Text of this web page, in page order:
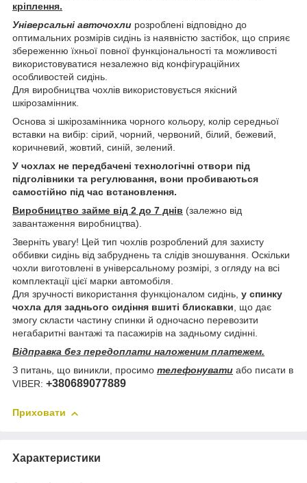
кріплення.
Універсальні авточохли розроблені відповідно до
оптимальних розмірів сидінь із наявністю застібок, що сприяє
збереженню їхньої повної функціональності та можливості
використовуватися незалежно від конфігураційних
особливостей сидінь.
Для виробництва чохлів використовується якісний
шкірозамінник.
Основа зі шкірозамінника чорного кольору, колір середньої
вставки на вибір: сірий, чорний, червоний, білий, бежевий,
коричневий, жовтий, синій, зелений.
У чохлах не передбачені технологічні отвори під
підголівники та регулювання, вони пробиваються
самостійно під час встановлення.
Виробництво займе від 2 до 7 днів (залежно від
завантаження виробництва).
Зверніть увагу! Цей тип чохлів розроблений для захисту
оббивки сидінь від забруднень та слідів зношування. Оскільки
чохли виготовлені в універсальному розмірі, з огляду на всі
комплектації цієї марки автомобіля.
Для зручності використання функціоналом сидінь, у спинку
чохла для заднього сидіння вшиті блискавки, що дає
змогу скласти частину спинки й одночасно перевозити
негабаритні вантажі та пасажирів на задньому сидінні.
Відправка без передоплати наложеним платежем.
З питань, що виникли, просимо телефонувати або писати в
VIBER: +380689077889
Приховати
Характеристики